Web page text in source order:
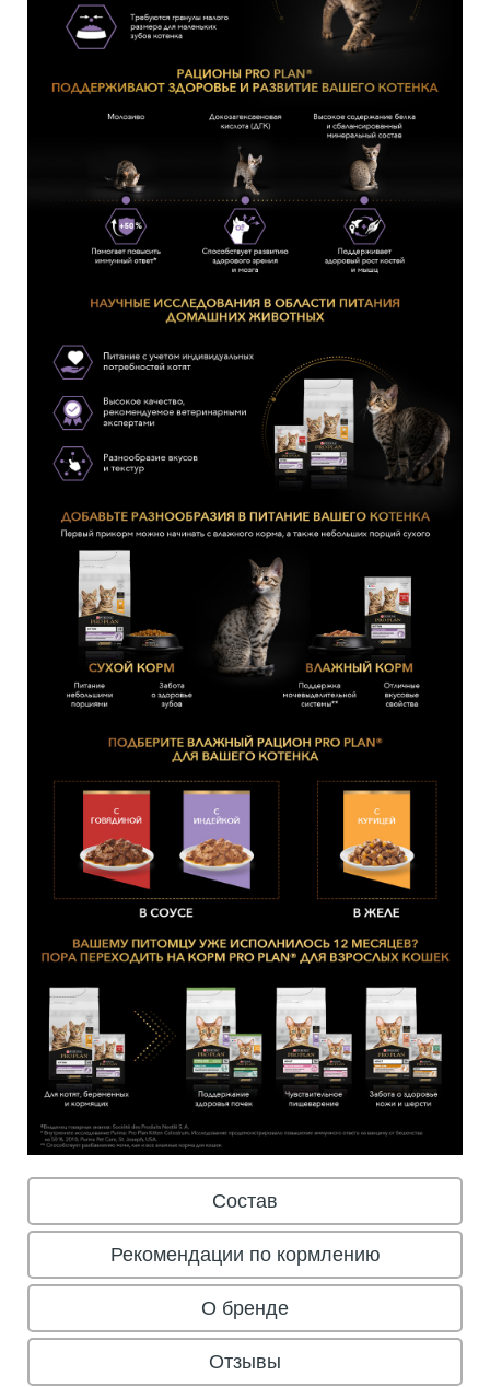
Состав
Рекомендации по кормлению
О бренде
Отзывы